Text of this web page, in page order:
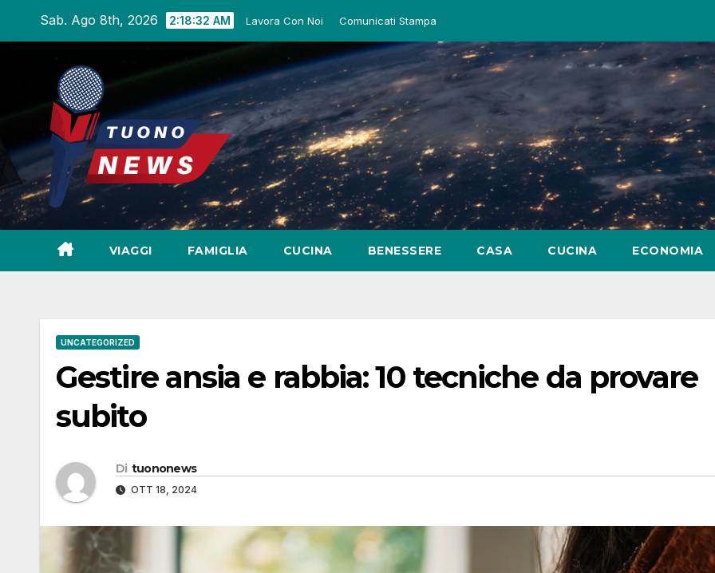
contenuto
Sab. Ago 8th, 2026 2:18:33 AM Lavora Con Noi Comunicati Stampa
VIAGGI FAMIGLIA CUCINA BENESSERE CASA CUCINA ECONOMIA
UNCATEGORIZED
Gestire ansia e rabbia: 10 tecniche da provare
subito
Di tuononews
OTT 18, 2024